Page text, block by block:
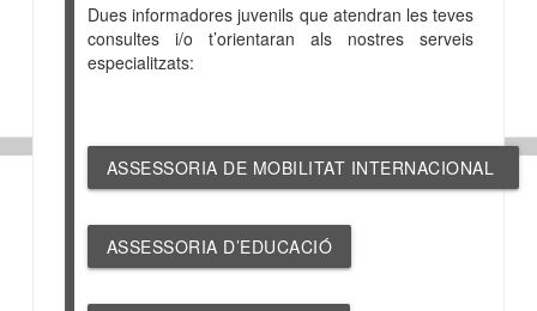
Dues informadores juvenils que atendran les teves
consultes i/o t’orientaran als nostres serveis
especialitzats:
ASSESSORIA DE MOBILITAT INTERNACIONAL
ASSESSORIA D’EDUCACIÓ